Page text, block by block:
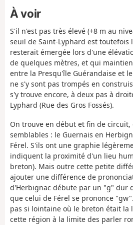
À voir
S'il n'est pas très élevé (+8 m au
seuil de Saint-Lyphard est toutefois
resterait émergée lors d'une
de quelques mètres, et qui
entre la Presqu'île Guérandaise et
ne s'y sont pas trompés en
s'y trouve encore, à deux pas à
Lyphard (Rue des Gros Fossés).
On trouve en début et fin de
semblables : le Guernais en
Férel. S'ils ont une graphie
indiquent la proximité d'un lieu
breton). Mais outre cette petite
ajouter une différence de
d'Herbignac débute par un "g" dur
que celui de Férel se prononce
pas si lointaine où le breton était la
cette région à la limite des parler